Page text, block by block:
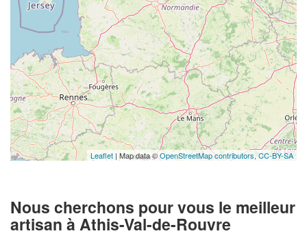
Leaflet | Map data ©OpenStreetMap contributors, CC-BY-SA
Nous cherchons pour vous le meilleur
artisan à Athis-Val-de-Rouvre